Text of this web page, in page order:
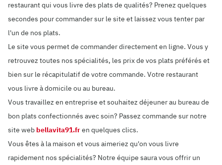
restaurant qui vous livre des plats de qualités? Prenez quelques
secondes pour commander sur le site et laissez vous tenter par
l'un de nos plats.
Le site vous permet de commander directement en ligne. Vous y
retrouvez toutes nos spécialités, les prix de vos plats préférés et
bien sur le récapitulatif de votre commande. Votre restaurant
vous livre à domicile ou au bureau.
Vous travaillez en entreprise et souhaitez déjeuner au bureau de
bon plats confectionnés avec soin? Passez commande sur notre
site web bellavita91.fren quelques clics.
Vous êtes à la maison et vous aimeriez qu'on vous livre
rapidement nos spécialités? Notre équipe saura vous offrir un